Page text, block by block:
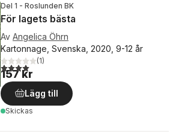
Del 1 - Roslunden BK
För lagets bästa
Av Angelica Öhrn
Kartonnage, Svenska, 2020, 9-12 år
4,0utav 5 stjärnor. Totalt antal röster:
(1)
157 kr
Lägg till
Skickas